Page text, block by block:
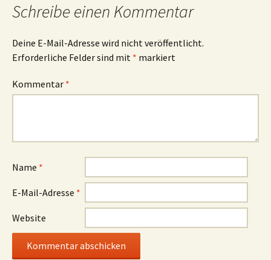
Schreibe einen Kommentar
Deine E-Mail-Adresse wird nicht veröffentlicht.
Erforderliche Felder sind mit * markiert
Kommentar *
Name *
E-Mail-Adresse *
Website